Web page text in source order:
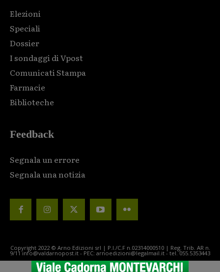
Elezioni
Speciali
Dossier
I sondaggi di Vpost
Comunicati Stampa
Farmacie
Biblioteche
Feedback
Segnala un errore
Segnala una notizia
Copyright 2022 © Arno Edizioni srl | P.I./C.F n.02314000510 | Reg. Trib. AR n.
9/11 info@valdarnopost.it - PEC: arnoedizioni@legalmail.it - tel. 055.5353443